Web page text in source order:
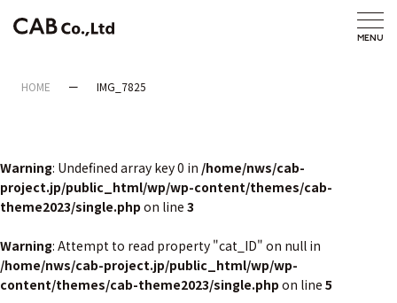
HOME IMG_7825
Warning: Undefined array key 0 in /home/nws/cab-
project.jp/public_html/wp/wp-content/themes/cab-
theme2023/single.php on line 3
Warning: Attempt to read property "cat_ID" on null in
/home/nws/cab-project.jp/public_html/wp/wp-
content/themes/cab-theme2023/single.php on line 5